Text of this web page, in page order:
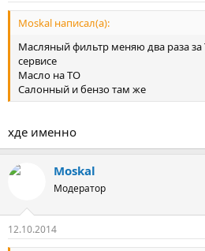
Moskal написал(а):
Масляный фильтр меняю два раза
сервисе
Масло на ТО
Салонный и бензо там же
хде именно
Moskal
Модератор
12.10.2014